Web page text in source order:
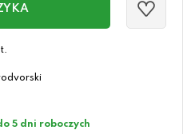
5 dni roboczych